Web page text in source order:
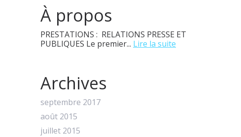
À propos
PRESTATIONS : RELATIONS PRESSE ET
PUBLIQUES Le premier... Lire la suite
Archives
septembre 2017
août 2015
juillet 2015